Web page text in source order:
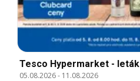
Tesco Hypermarket - leták
05.08.2026- 11.08.2026